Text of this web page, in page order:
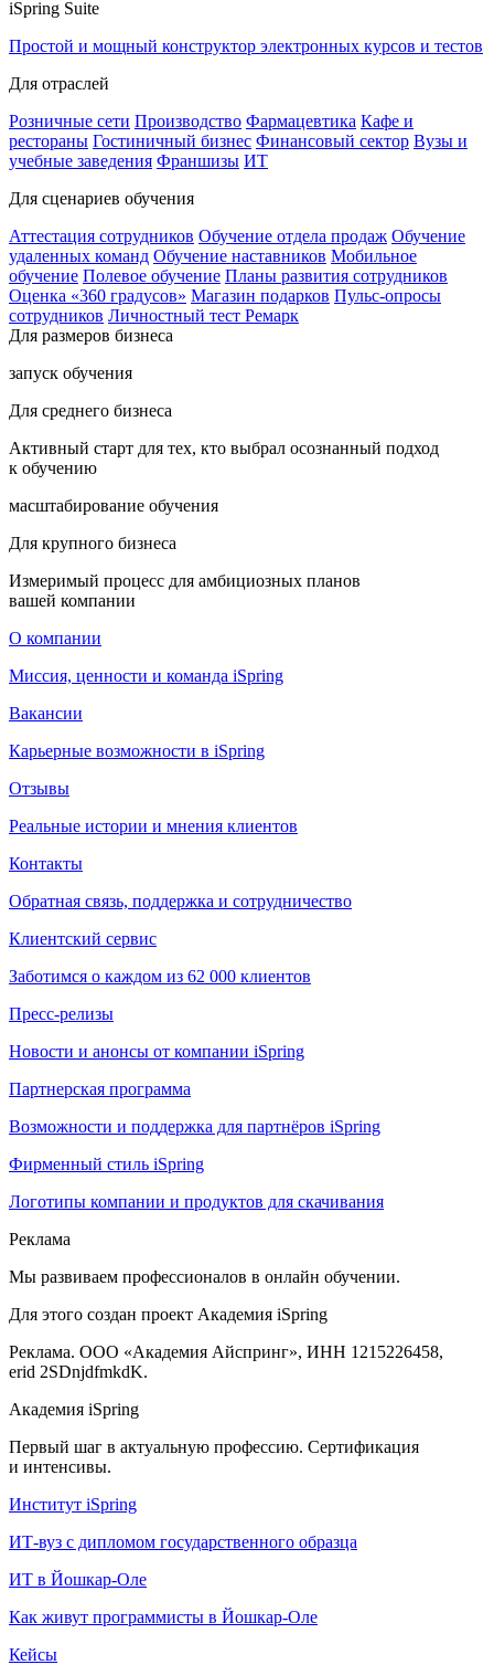
iSpring Suite
Простой и мощный конструктор электронных курсов и тестов
Для отраслей
Розничные сети Производство Фармацевтика Кафе и
рестораны Гостиничный бизнес Финансовый сектор Вузы и
учебные заведения Франшизы ИТ
Для сценариев обучения
Аттестация сотрудников Обучение отдела продаж Обучение
удаленных команд Обучение наставников Мобильное
обучение Полевое обучение Планы развития сотрудников
Оценка «360 градусов» Магазин подарков Пульс-опросы
сотрудников Личностный тест Ремарк
Для размеров бизнеса
запуск обучения
Для среднего бизнеса
Активный старт для тех, кто выбрал осознанный подход
к обучению
масштабирование обучения
Для крупного бизнеса
Измеримый процесс для амбициозных планов
вашей компании
О компании
Миссия, ценности и команда iSpring
Вакансии
Карьерные возможности в iSpring
Отзывы
Реальные истории и мнения клиентов
Контакты
Обратная связь, поддержка и сотрудничество
Клиентский сервис
Заботимся о каждом из 62 000 клиентов
Пресс-релизы
Новости и анонсы от компании iSpring
Партнерская программа
Возможности и поддержка для партнёров iSpring
Фирменный стиль iSpring
Логотипы компании и продуктов для скачивания
Реклама
Мы развиваем профессионалов в онлайн обучении.
Для этого создан проект Академия iSpring
Реклама. ООО «Академия Айспринг», ИНН 1215226458,
erid 2SDnjdfmkdK.
Академия iSpring
Первый шаг в актуальную профессию. Сертификация
и интенсивы.
Институт iSpring
ИТ-вуз с дипломом государственного образца
ИТ в Йошкар-Оле
Как живут программисты в Йошкар‑Оле
Кейсы